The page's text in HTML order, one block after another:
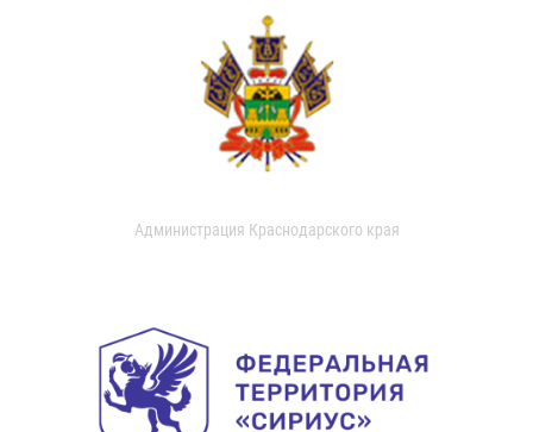
Администрация Краснодарского края